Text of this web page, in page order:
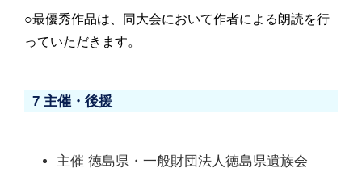
○最優秀作品は、同大会において作者による朗読を行
っていただきます。
7 主催・後援
主催 徳島県・一般財団法人徳島県遺族会